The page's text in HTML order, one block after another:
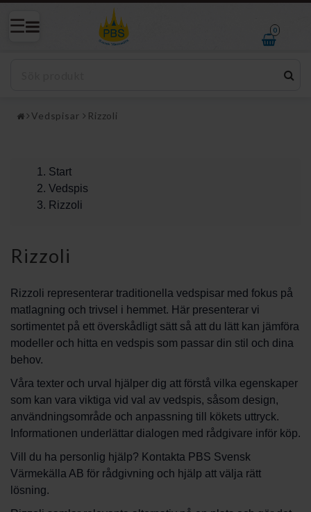
0
Vedspisar Rizzoli
Start
Vedspis
Rizzoli
Rizzoli
Rizzoli representerar traditionella vedspisar med fokus på
matlagning och trivsel i hemmet. Här presenterar vi
sortimentet på ett överskådligt sätt så att du lätt kan jämföra
modeller och hitta en vedspis som passar din stil och dina
behov.
Våra texter och urval hjälper dig att förstå vilka egenskaper
som kan vara viktiga vid val av vedspis, såsom design,
användningsområde och anpassning till kökets uttryck.
Informationen underlättar dialogen med rådgivare inför köp.
Vill du ha personlig hjälp? Kontakta PBS Svensk
Värmekälla AB för rådgivning och hjälp att välja rätt
lösning.